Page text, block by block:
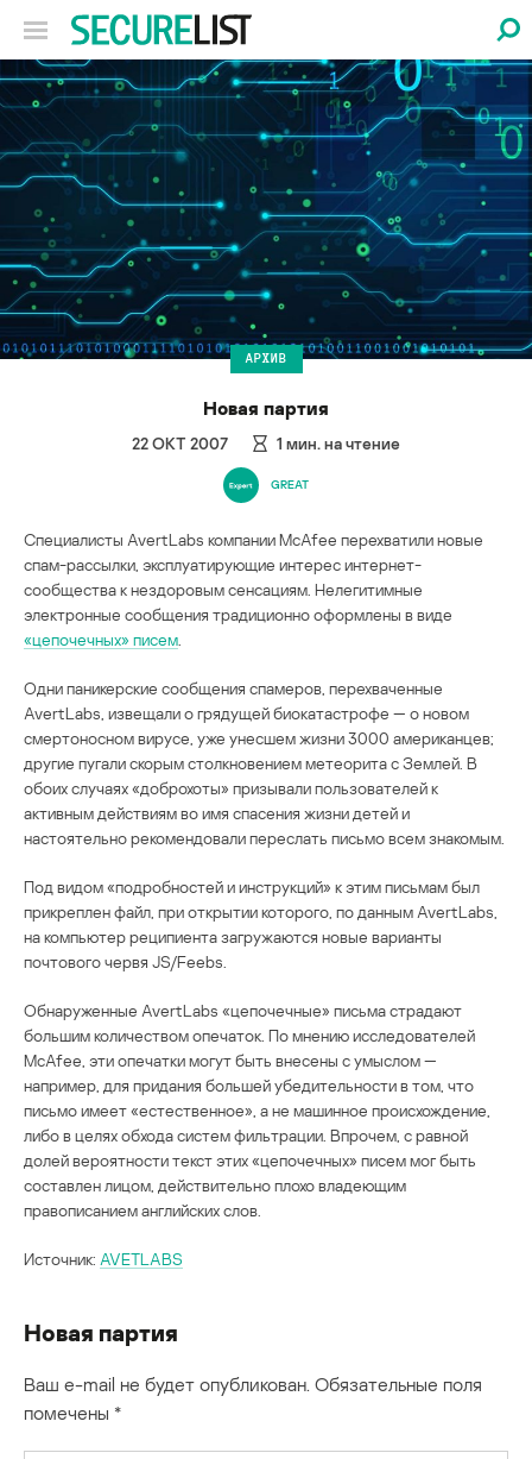
АРХИВ
Новая партия
22 ОКТ 2007 1 мин. на чтение
GREAT
Специалисты AvertLabs компании McAfee перехватили новые
спам-рассылки, эксплуатирующие интерес интернет-
сообщества к нездоровым сенсациям. Нелегитимные
электронные сообщения традиционно оформлены в виде
«цепочечных» писем
Одни паникерские сообщения спамеров, перехваченные
AvertLabs, извещали о грядущей биокатастрофе — о новом
смертоносном вирусе, уже унесшем жизни 3000 американцев;
другие пугали скорым столкновением метеорита с Землей. В
обоих случаях «доброхоты» призывали пользователей к
активным действиям во имя спасения жизни детей и
настоятельно рекомендовали переслать письмо всем знакомым.
Под видом «подробностей и инструкций» к этим письмам был
прикреплен файл, при открытии которого, по данным AvertLabs,
на компьютер реципиента загружаются новые варианты
почтового червя JS/Feebs.
Обнаруженные AvertLabs «цепочечные» письма страдают
большим количеством опечаток. По мнению исследователей
McAfee, эти опечатки могут быть внесены с умыслом —
например, для придания большей убедительности в том, что
письмо имеет «естественное», а не машинное происхождение,
либо в целях обхода систем фильтрации. Впрочем, с равной
долей вероятности текст этих «цепочечных» писем мог быть
составлен лицом, действительно плохо владеющим
правописанием английских слов.
Источник: AVETLABS
Новая партия
Ваш e-mail не будет опубликован. Обязательные поля
помечены *